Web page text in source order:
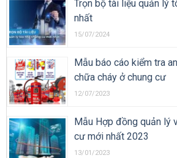
Trọn bộ tài liệu quản lý
nhất
15/07/2024
Mẫu báo cáo kiểm tra
chữa cháy ở chung cư
12/07/2023
Mẫu Hợp đồng quản lý
cư mới nhất 2023
13/01/2023